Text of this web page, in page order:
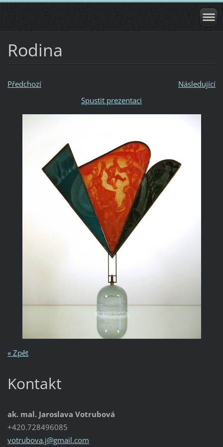
Rodina
Předchozí
Následující
Spustit prezentaci
« Zpět
Kontakt
ak. mal. Jaroslava Votrubová
+420.728496085
votrubova.j@gmail.com